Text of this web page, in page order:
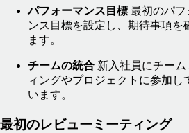
パフォーマンス目標 最初のパフ
ンス目標を設定し、期待事項を
ます。
チームの統合 新入社員にチーム
ィングやプロジェクトに参加し
います。
最初のレビューミーティング